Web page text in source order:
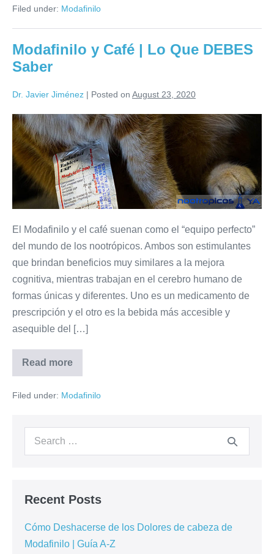
Filed under: Modafinilo
Modafinilo y Café | Lo Que DEBES
Saber
Dr. Javier Jiménez | Posted on August 23, 2020
El Modafinilo y el café suenan como el “equipo perfecto”
del mundo de los nootrópicos. Ambos son estimulantes
que brindan beneficios muy similares a la mejora
cognitiva, mientras trabajan en el cerebro humano de
formas únicas y diferentes. Uno es un medicamento de
prescripción y el otro es la bebida más accesible y
asequible del […]
Read more
Filed under: Modafinilo
Recent Posts
Cómo Deshacerse de los Dolores de cabeza de
Modafinilo | Guía A-Z